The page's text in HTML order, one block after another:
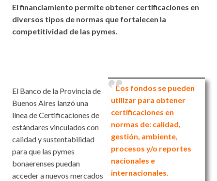
El financiamiento permite obtener certificaciones en
diversos tipos de normas que fortalecen la
competitividad de las pymes.
Los fondos se pueden
utilizar para obtener
certificaciones en
normas de: calidad,
gestión, ambiente,
procesos y/o reportes
nacionales e
internacionales.
El Banco de la Provincia de
Buenos Aires lanzó una
línea de Certificaciones de
estándares vinculados con
calidad y sustentabilidad
para que las pymes
bonaerenses puedan
acceder a nuevos mercados